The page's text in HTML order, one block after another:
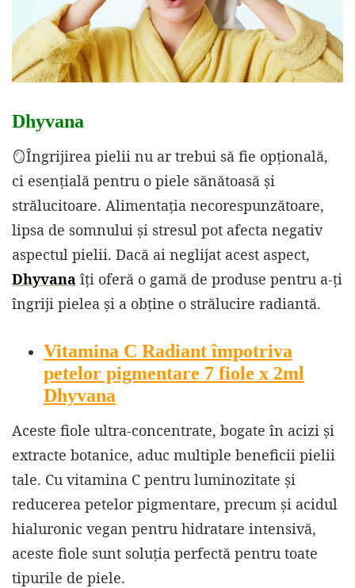
Dhyvana
🪞Îngrijirea pielii nu ar trebui să fie opțională,
ci esențială pentru o piele sănătoasă și
strălucitoare. Alimentația necorespunzătoare,
lipsa de somnului și stresul pot afecta negativ
aspectul pielii. Dacă ai neglijat acest aspect,
Dhyvana îți oferă o gamă de produse pentru a-ți
îngriji pielea și a obține o strălucire radiantă.
Vitamina C Radiant împotriva
petelor pigmentare 7 fiole x 2ml
Dhyvana
Aceste fiole ultra-concentrate, bogate în acizi și
extracte botanice, aduc multiple beneficii pielii
tale. Cu vitamina C pentru luminozitate și
reducerea petelor pigmentare, precum și acidul
hialuronic vegan pentru hidratare intensivă,
aceste fiole sunt soluția perfectă pentru toate
tipurile de piele.